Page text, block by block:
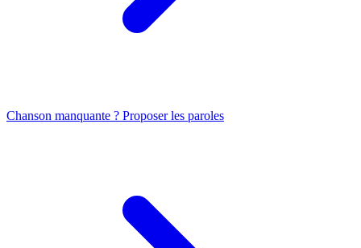
Chanson manquante ? Proposer les paroles